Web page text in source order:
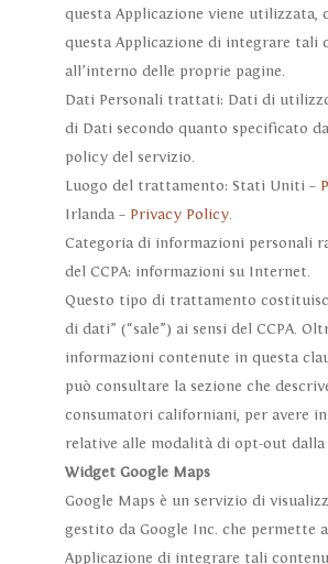
questa Applicazione viene utilizzata,
questa Applicazione di integrare tali
all’interno delle proprie pagine.
Dati Personali trattati: Dati di
di Dati secondo quanto specificato
policy del servizio.
Luogo del trattamento: Stati Uniti –
Irlanda – Privacy Policy.
Categoria di informazioni personali
del CCPA: informazioni su Internet.
Questo tipo di trattamento
di dati” (“sale”) ai sensi del CCPA.
informazioni contenute in questa
può consultare la sezione che
consumatori californiani, per avere
relative alle modalità di opt-out dalla
Widget Google Maps
Google Maps è un servizio di
gestito da Google Inc. che permette
Applicazione di integrare tali